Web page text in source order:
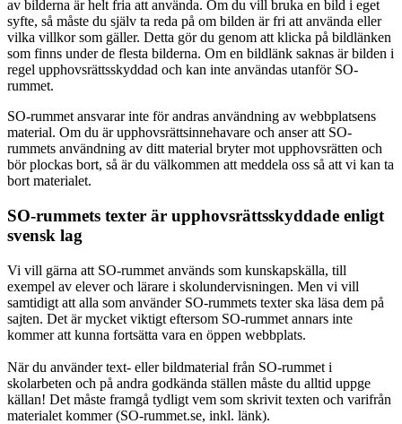
av bilderna är helt fria att använda. Om du vill bruka en bild i eget
syfte, så måste du själv ta reda på om bilden är fri att använda eller
vilka villkor som gäller. Detta gör du genom att klicka på bildlänken
som finns under de flesta bilderna. Om en bildlänk saknas är bilden i
regel upphovsrättsskyddad och kan inte användas utanför SO-
rummet.
SO-rummet ansvarar inte för andras användning av webbplatsens
material. Om du är upphovsrättsinnehavare och anser att SO-
rummets användning av ditt material bryter mot upphovsrätten och
bör plockas bort, så är du välkommen att meddela oss så att vi kan ta
bort materialet.
SO-rummets texter är upphovsrättsskyddade enligt
svensk lag
Vi vill gärna att SO-rummet används som kunskapskälla, till
exempel av elever och lärare i skolundervisningen. Men vi vill
samtidigt att alla som använder SO-rummets texter ska läsa dem på
sajten. Det är mycket viktigt eftersom SO-rummet annars inte
kommer att kunna fortsätta vara en öppen webbplats.
När du använder text- eller bildmaterial från SO-rummet i
skolarbeten och på andra godkända ställen måste du alltid uppge
källan! Det måste framgå tydligt vem som skrivit texten och varifrån
materialet kommer (SO-rummet.se, inkl. länk).